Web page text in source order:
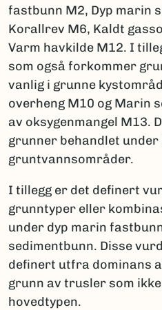
fastbunn M2, Dyp marin
Korallrev M6, Kaldt
Varm havkilde M12. I
som også forkommer
vanlig i grunne
overheng M10 og Marin
av oksygenmangel M13.
grunner behandlet
gruntvannsområder.
I tillegg er det definert
grunntyper eller
under dyp marin
sedimentbunn. Disse
definert utfra dominans
grunn av trusler som
hovedtypen.